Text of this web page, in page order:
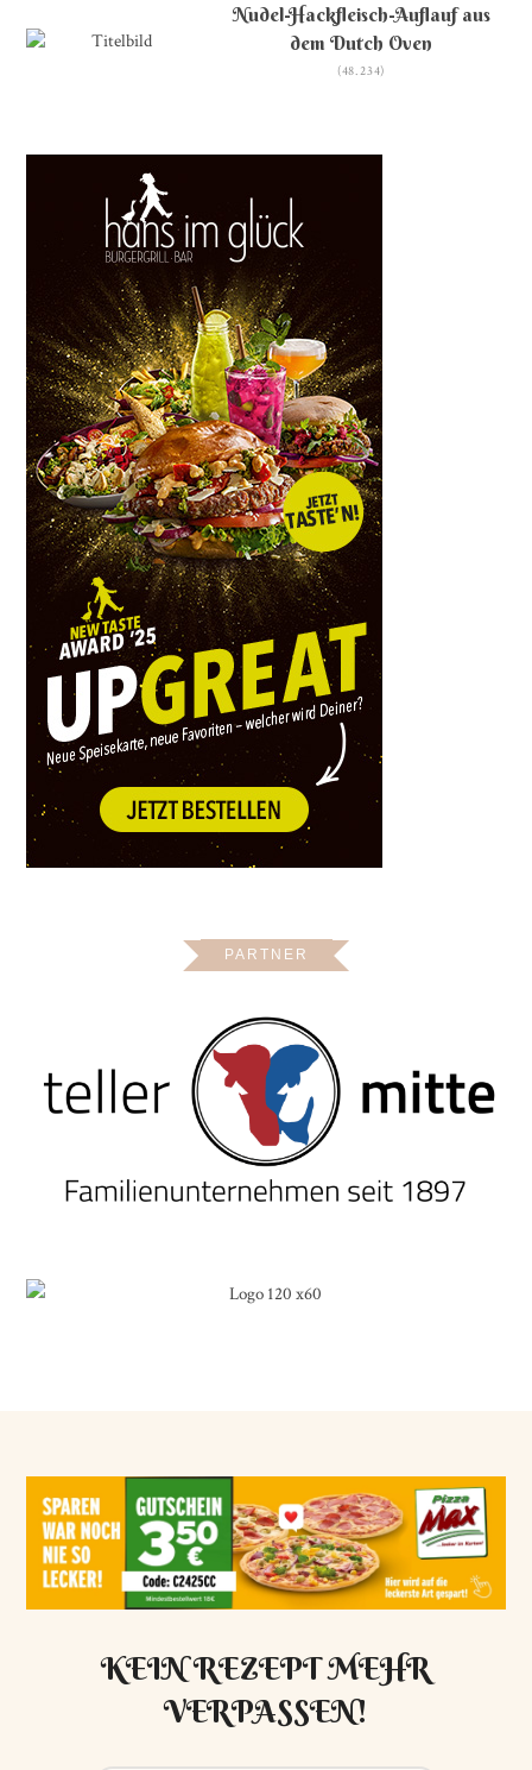
Nudel-Hackfleisch-Auflauf aus
dem Dutch Oven
(48.234)
PARTNER
KEIN REZEPT MEHR
VERPASSEN!